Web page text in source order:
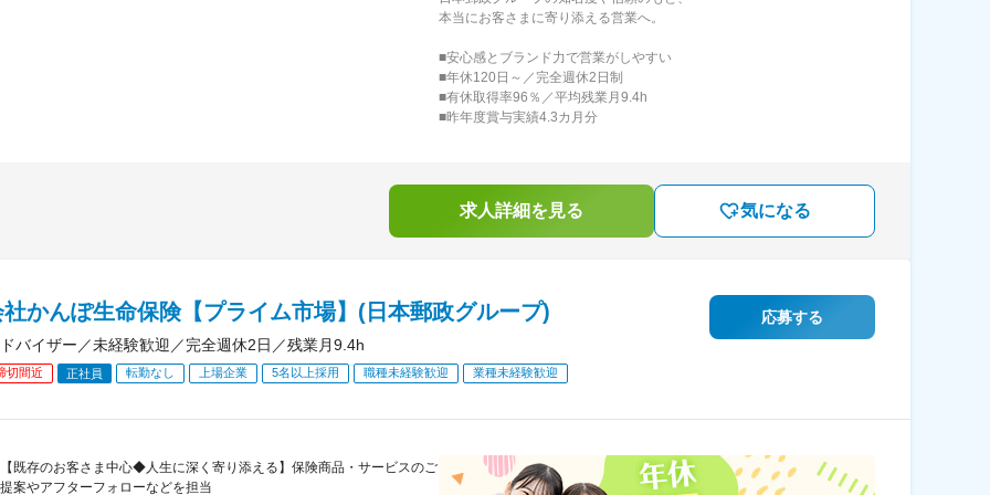
本当にお客さまに寄り添える営業へ。
■安心感とブランド力で営業がしやすい
■年休120日～／完全週休2日制
■有休取得率96％／平均残業月9.4h
■昨年度賞与実績4.3カ月分
求人詳細を見る 気になる
かんぽ生命保険【プライム市場】(日本郵政グループ)
バイザー／未経験歓迎／完全週休2日／残業月9.4h
切間近 正社員 転勤なし 上場企業 5名以上採用 職種未経験歓迎 業種未経験歓迎
応募する
【既存のお客さま中心◆人生に深く寄り添える】保険商品・サービスのご
提案やアフターフォローなどを担当